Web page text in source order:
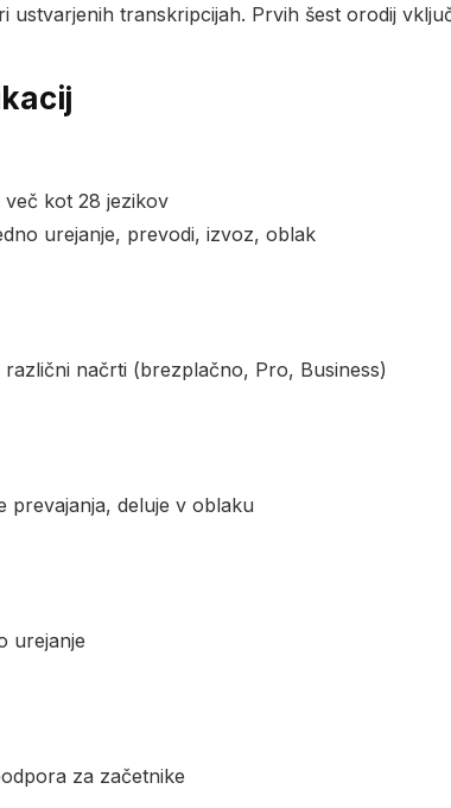
ustvarjenih transkripcijah. Prvih šest orodij
kot 28 jezikov
urejanje, prevodi, izvoz, oblak
načrti (brezplačno, Pro, Business)
prevajanja, deluje v oblaku
urejanje
za začetnike